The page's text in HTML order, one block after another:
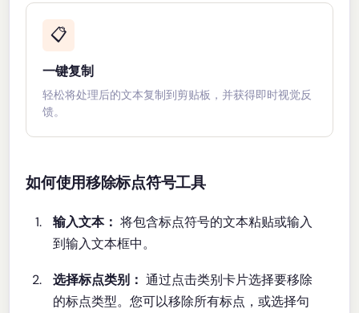
📋
一键复制
轻松将处理后的文本复制到剪贴板，并获得即时视觉反
馈。
如何使用移除标点符号工具
输入文本： 将包含标点符号的文本粘贴或输入
到输入文本框中。
选择标点类别： 通过点击类别卡片选择要移除
的标点类型。您可以移除所有标点，或选择句